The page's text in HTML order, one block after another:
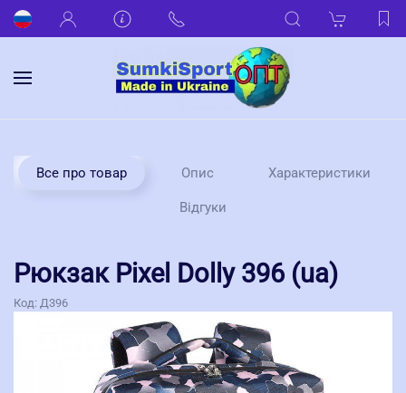
Все про товар Опис Характеристики
Відгуки
Рюкзак Pixel Dolly 396 (ua)
Код: Д396